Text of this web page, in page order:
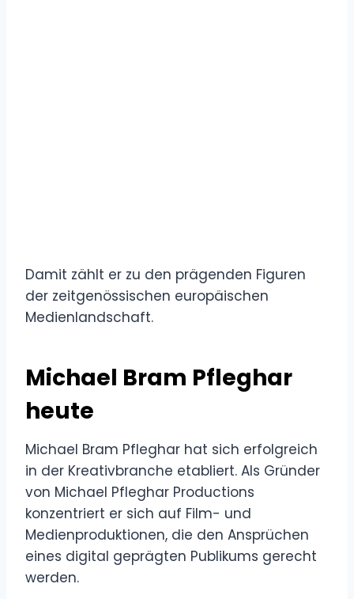
Damit zählt er zu den prägenden Figuren
der zeitgenössischen europäischen
Medienlandschaft.
Michael Bram Pfleghar
heute
Michael Bram Pfleghar hat sich erfolgreich
in der Kreativbranche etabliert. Als Gründer
von Michael Pfleghar Productions
konzentriert er sich auf Film- und
Medienproduktionen, die den Ansprüchen
eines digital geprägten Publikums gerecht
werden.